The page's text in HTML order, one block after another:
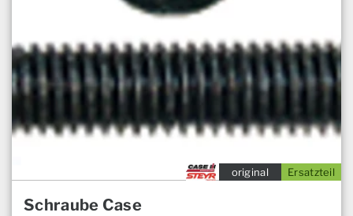
Ersatzteil
original
Schraube Case